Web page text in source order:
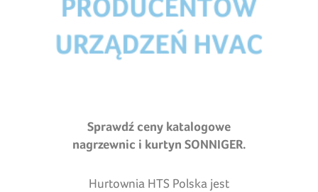
Sprawdź ceny katalogowe
nagrzewnic i kurtyn SONNIGER.
Hurtownia HTS Polska jest